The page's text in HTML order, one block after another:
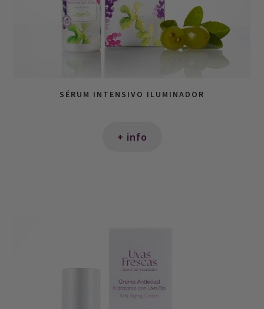
SÉRUM INTENSIVO ILUMINADOR
+ info